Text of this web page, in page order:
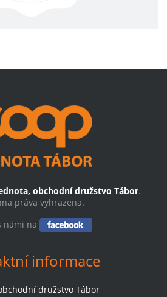
obchodní družstvo Tábor.
práva vyhrazena.
námi na
informace
družstvo Tábor